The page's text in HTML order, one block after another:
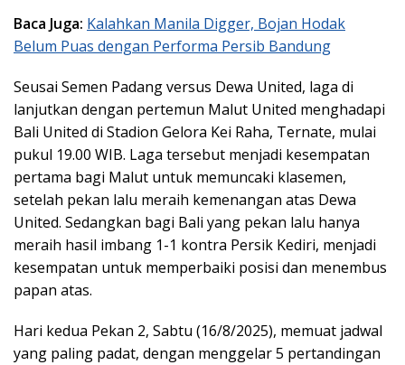
Baca Juga: Kalahkan Manila Digger, Bojan Hodak
Belum Puas dengan Performa Persib Bandung
Seusai Semen Padang versus Dewa United, laga di
lanjutkan dengan pertemun Malut United menghadapi
Bali United di Stadion Gelora Kei Raha, Ternate, mulai
pukul 19.00 WIB. Laga tersebut menjadi kesempatan
pertama bagi Malut untuk memuncaki klasemen,
setelah pekan lalu meraih kemenangan atas Dewa
United. Sedangkan bagi Bali yang pekan lalu hanya
meraih hasil imbang 1-1 kontra Persik Kediri, menjadi
kesempatan untuk memperbaiki posisi dan menembus
papan atas.
Hari kedua Pekan 2, Sabtu (16/8/2025), memuat jadwal
yang paling padat, dengan menggelar 5 pertandingan